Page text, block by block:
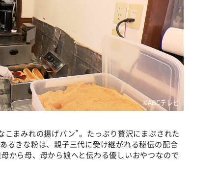
©ABCテレビ
みれの揚げパン”。たっぷり贅沢にまぶされた
るきな粉は、親子三代に受け継がれる秘伝の配合
から母、母から娘へと伝わる優しいおやつなので